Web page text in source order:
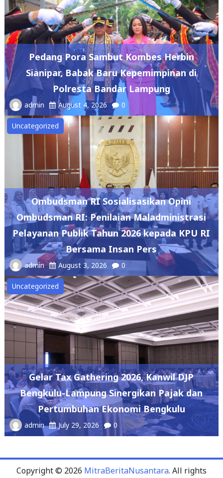
Pedang Pora Sambut Kombes Herbin
Sianipar, Babak Baru Kepemimpinan di
Polresta Bandar Lampung
admin August 4, 2026 0
Uncategorized
Ombudsman RI Sosialisasikan Opini
Ombudsman RI: Penilaian Maladministrasi
Pelayanan Publik Tahun 2026 kepada KPU RI
Bersama Insan Pers
admin August 3, 2026 0
Uncategorized
Gelar Tax Gathering 2026, Kanwil DJP
Bengkulu-Lampung Sinergikan Pajak dan
Pertumbuhan Ekonomi Bengkulu
admin July 29, 2026 0
Copyright © 2026 MitraBeritaNusantara. All rights